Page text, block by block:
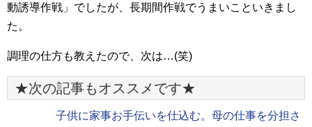
動誘導作戦」でしたが、長期間作戦でうまいこといきまし
た。
調理の仕方も教えたので、次は…(笑)
★次の記事もオススメです★
子供に家事お手伝いを仕込む。母の仕事を分担さ